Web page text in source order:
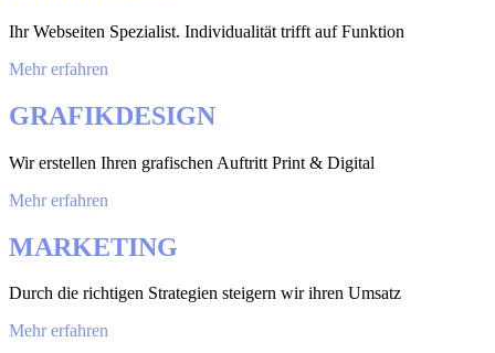
Ihr Webseiten Spezialist. Individualität trifft auf Funktion
Mehr erfahren
GRAFIKDESIGN
Wir erstellen Ihren grafischen Auftritt Print & Digital
Mehr erfahren
MARKETING
Durch die richtigen Strategien steigern wir ihren Umsatz
Mehr erfahren